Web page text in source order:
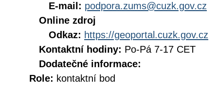
E-mail: podpora.zums@cuzk.gov.cz
Online zdroj
Odkaz: https://geoportal.cuzk.gov.cz
Kontaktní hodiny: Po-Pá 7-17 CET
Dodatečné informace:
Role: kontaktní bod